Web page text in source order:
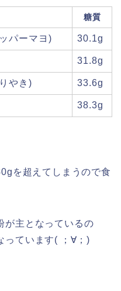
糖質
パーマヨ) 30.1g
31.8g
やき) 33.6g
38.3g
を超えてしまうので食
が主となっているの
っています( ；∀；)